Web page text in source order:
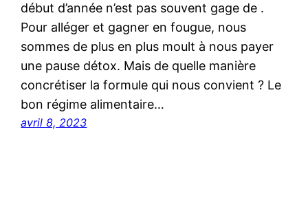
début d’année n’est pas souvent gage de .
Pour alléger et gagner en fougue, nous
sommes de plus en plus moult à nous payer
une pause détox. Mais de quelle manière
concrétiser la formule qui nous convient ? Le
bon régime alimentaire…
avril 8, 2023